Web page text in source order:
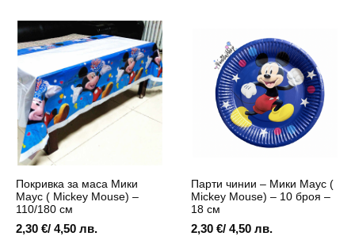
Маус
(Mickey
Mouse
)
Mouse)
БРОЯ
Покривка за маса Мики
Маус ( Mickey Mouse) –
110/180 см
2,30 €/ 4,50 лв.
Парти чинии – Мики Маус (
Mickey Mouse) – 10 броя –
18 см
2,30 €/ 4,50 лв.